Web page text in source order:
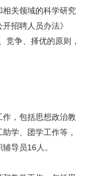
关领域的科学研究
招聘人员办法》
竞争、择优的原则，
，包括思想政治教
学、团学工作等，
导员16人。